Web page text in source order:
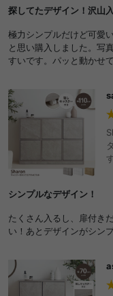
探してたデザイン！沢山
極力シンプルだけど可愛
と思い購入しました。写
すいです。パッと動かせ
シンプルなデザイン！
たくさん入るし、扉付き
い！あとデザインがシン